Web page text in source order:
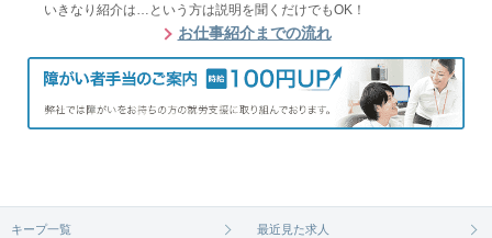
いきなり紹介は…という方は説明を聞くだけでもOK！
お仕事紹介までの流れ
キープ一覧 最近見た求人